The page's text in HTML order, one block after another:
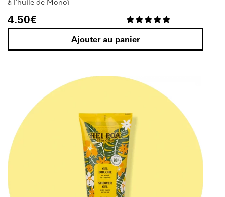
4.50€
Ajouter au panier